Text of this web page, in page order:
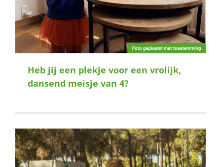
Heb jij een plekje voor een vrolijk,
dansend meisje van 4?